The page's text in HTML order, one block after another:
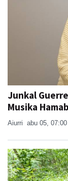
Junkal
Musika
Aiurri abu 05, 07:00